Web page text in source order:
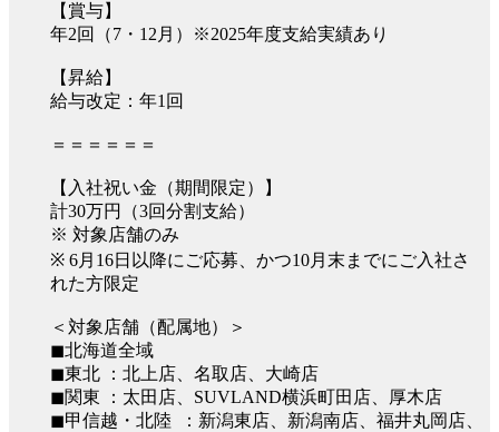
【賞与】
年2回（7・12月）※2025年度支給実績あり
【昇給】
給与改定：年1回
＝＝＝＝＝＝
【入社祝い金（期間限定）】
計30万円（3回分割支給）
※ 対象店舗のみ
※ 6月16日以降にご応募、かつ10月末までにご入社さ
れた方限定
＜対象店舗（配属地）＞
◼︎北海道全域
◼︎東北 ：北上店、名取店、大崎店
◼︎関東 ：太田店、SUVLAND横浜町田店、厚木店
◼︎甲信越・北陸 ：新潟東店、新潟南店、福井丸岡店、